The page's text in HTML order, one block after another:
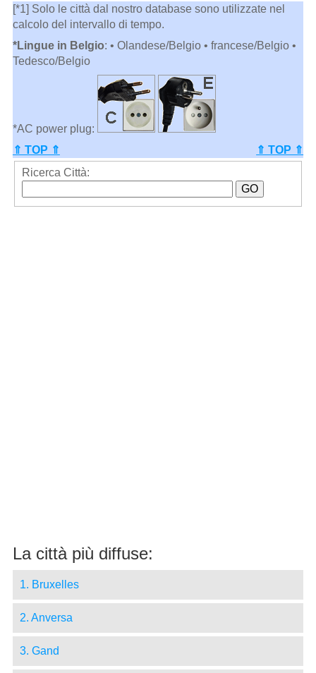
[*1] Solo le città dal nostro database sono utilizzate nel
calcolo del intervallo di tempo.
*Lingue in Belgio: • Olandese/Belgio • francese/Belgio •
Tedesco/Belgio
*AC power plug:
⇑ TOP ⇑
⇑ TOP ⇑
Ricerca Città:
La città più diffuse:
1. Bruxelles
2. Anversa
3. Gand